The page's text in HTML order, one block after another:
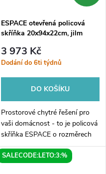
ESPACE otevřená policová
skříňka 20x94x22cm, jilm
3 973 Kč
Dodání do 6ti týdnů
DO KOŠÍKU
Prostorové chytré řešení pro
vaši domácnost - to je policová
skříňka ESPACE o rozměrech
20x94x22cm v elegantním
provedení z jilmu bardini. Tento
SALECODE:LETO:3:%